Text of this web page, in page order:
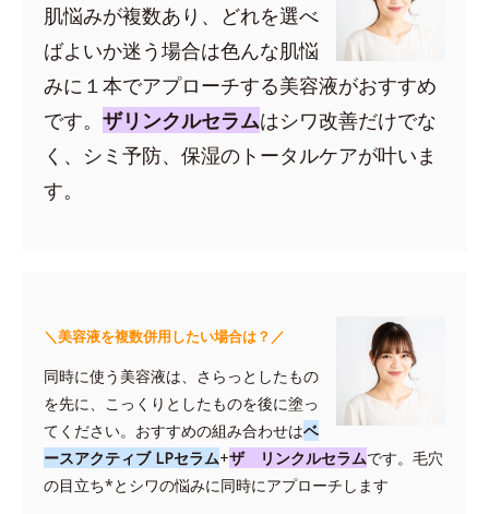
肌悩みが複数あり、どれを選べ
ばよいか迷う場合は色んな肌悩
みに１本でアプローチする美容液がおすすめ
です。 ザリンクルセラムはシワ改善だけでな
く、シミ予防、保湿のトータルケアが叶いま
す。
＼美容液を複数併用したい場合は？／
同時に使う美容液は、さらっとしたもの
を先に、こっくりとしたものを後に塗っ
てください。おすすめの組み合わせはベ
ースアクティブ LPセラム+ザ リンクルセラムです。毛穴
の目立ち*とシワの悩みに同時にアプローチします